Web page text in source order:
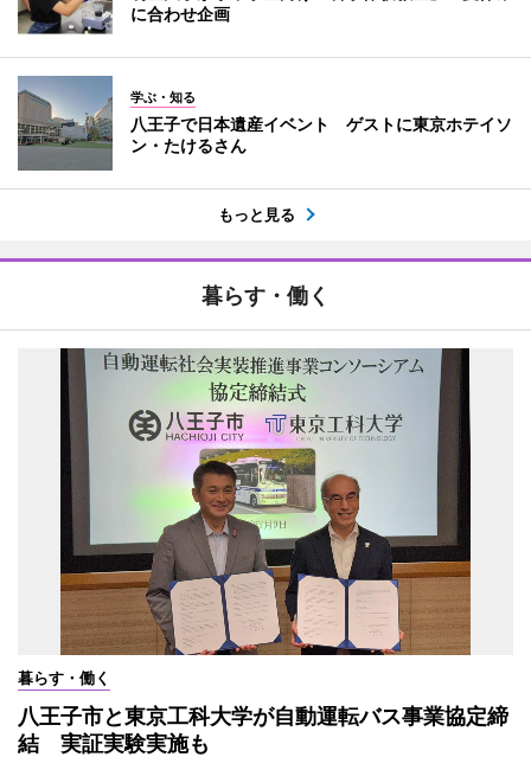
に合わせ企画
学ぶ・知る
八王子で日本遺産イベント ゲストに東京ホテイソ
ン・たけるさん
もっと見る
暮らす・働く
暮らす・働く
八王子市と東京工科大学が自動運転バス事業協定締
結 実証実験実施も